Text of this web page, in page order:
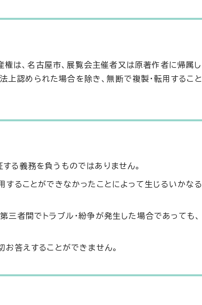
は、名古屋市、展覧会主催者又は原著作者に帰属し
上認められた場合を除き、無断で複製・転用すること
る義務を負うものではありません。
することができなかったことによって生じるいかなる
者間でトラブル・紛争が発生した場合であっても、
答えすることができません。